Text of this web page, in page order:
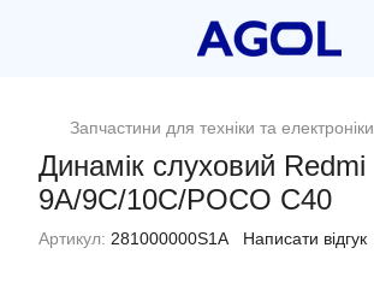
Запчастини для техніки та електроніки
Динамік слуховий Redmi
9A/9C/10C/POCO C40
Артикул: 281000000S1A Написати відгук